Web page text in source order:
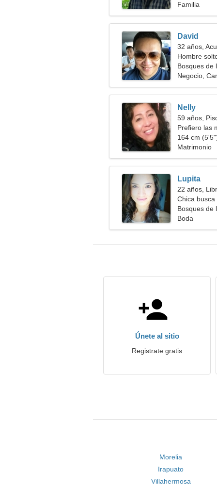
Familia
David
32 años,
Hombre
Bosques de
Negocio,
Nelly
59 años,
Prefiero las
164 cm
Matrimonio
Lupita
22 años,
Chica busca
Bosques de
Boda
Únete al sitio
Registrate gratis
Morelia
Irapuato
Villahermosa